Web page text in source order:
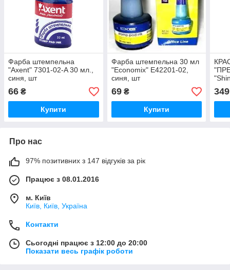
Фарба штемпельна
"Axent" 7301-02-A 30 мл.,
синя, шт
66 ₴
Купити
Фарба штемпельна 30 мл
"Economix" E42201-02,
синя, шт
69₴
Купити
349
Про нас
97% позитивних з 147 відгуків за рік
Працює з 08.01.2016
м. Київ
Київ, Київ, Україна
Контакти
Сьогодні працює з 12:00 до 20:00
Показати весь графік роботи